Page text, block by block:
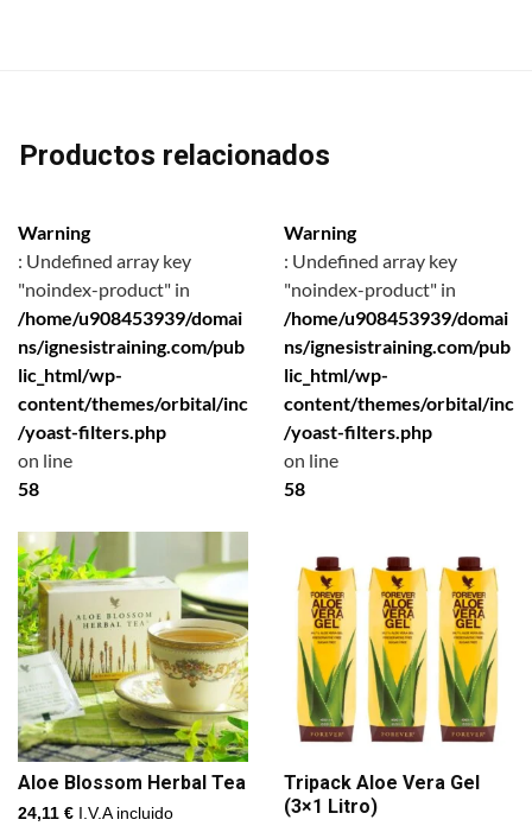
Productos relacionados
Warning
: Undefined array key
"noindex-product" in
/home/u908453939/domai
ns/ignesistraining.com/pub
lic_html/wp-
content/themes/orbital/inc
/yoast-filters.php
on line
58
Aloe Blossom Herbal Tea
24,11 € I.V.A incluido
Warning
: Undefined array key
"noindex-product" in
/home/u908453939/domai
ns/ignesistraining.com/pub
lic_html/wp-
content/themes/orbital/inc
/yoast-filters.php
on line
58
Tripack Aloe Vera Gel
(3×1 Litro)